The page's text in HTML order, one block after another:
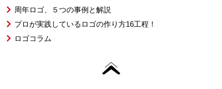
周年ロゴ、５つの事例と解説
プロが実践しているロゴの作り方16工程！
ロゴコラム